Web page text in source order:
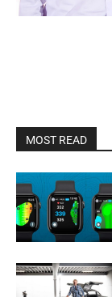
MOST READ